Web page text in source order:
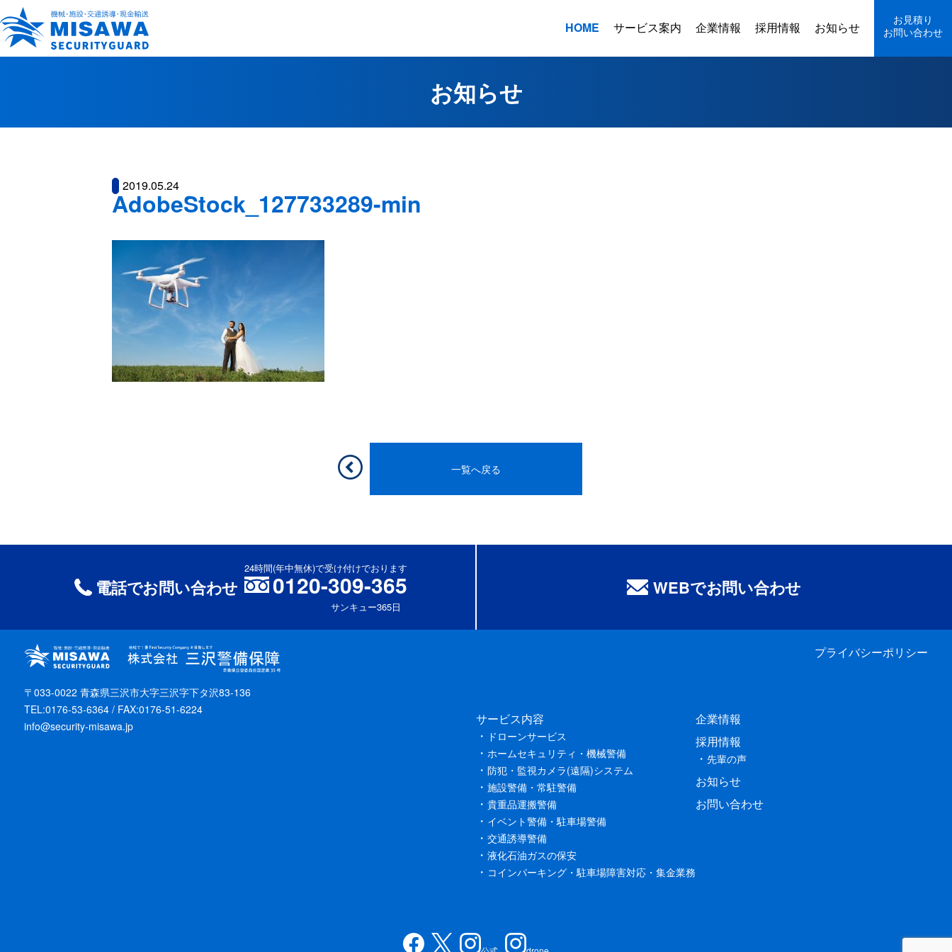
HOME サービス案内 企業情報 採用情報 お知らせ
お見積り
お問い合わせ
お知らせ
2019.05.24
AdobeStock_127733289-min
一覧へ戻る
電話でお問い合わせ
24時間(年中無休)で受け付けでおります
0120-309-365
サンキュー365日
WEBでお問い合わせ
プライバシーポリシー
サービス内容
ドローンサービス
ホームセキュリティ・機械警備
防犯・監視カメラ(遠隔)システム
施設警備・常駐警備
貴重品運搬警備
イベント警備・駐車場警備
交通誘導警備
液化石油ガスの保安
コインパーキング・駐車場障害対応・集金業務
企業情報
採用情報
先輩の声
お知らせ
お問い合わせ
〒033-0022 青森県三沢市大字三沢字下タ沢83-136
TEL:0176-53-6364 / FAX:0176-51-6224
info@security-misawa.jp